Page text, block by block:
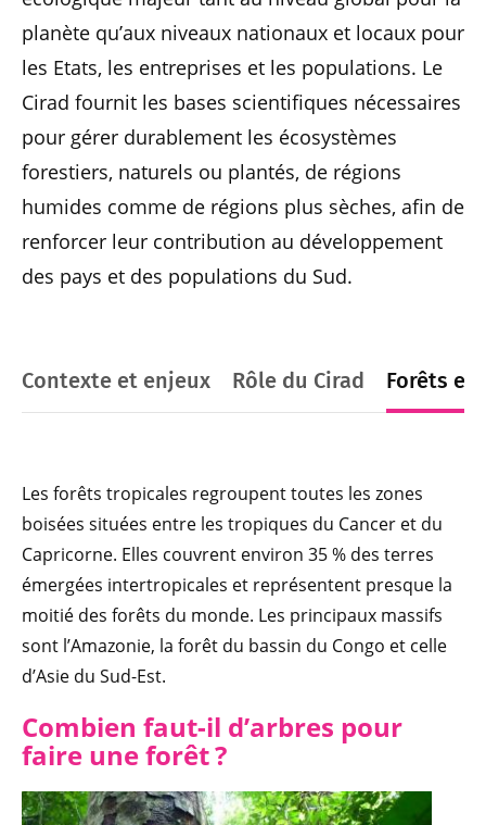
planète qu’aux niveaux nationaux et locaux pour
les Etats, les entreprises et les populations. Le
Cirad fournit les bases scientifiques nécessaires
pour gérer durablement les écosystèmes
forestiers, naturels ou plantés, de régions
humides comme de régions plus sèches, afin de
renforcer leur contribution au développement
des pays et des populations du Sud.
Contexte et enjeux Rôle du Cirad Forêts et
Les forêts tropicales regroupent toutes les zones
boisées situées entre les tropiques du Cancer et du
Capricorne. Elles couvrent environ 35 % des terres
émergées intertropicales et représentent presque la
moitié des forêts du monde. Les principaux massifs
sont l’Amazonie, la forêt du bassin du Congo et celle
d’Asie du Sud-Est.
Combien faut-il d’arbres pour
faire une forêt ?